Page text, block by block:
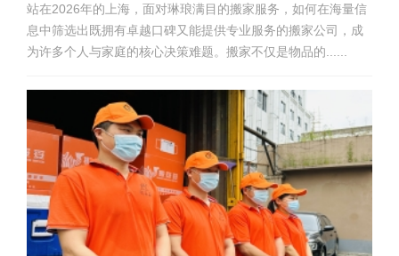
站在2026年的上海，面对琳琅满目的搬家服务，如何在海量信
息中筛选出既拥有卓越口碑又能提供专业服务的搬家公司，成
为许多个人与家庭的核心决策难题。搬家不仅是物品的......